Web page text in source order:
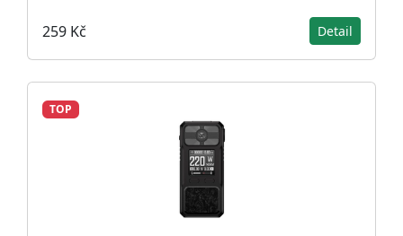
259 Kč Detail
TOP